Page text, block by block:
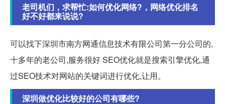
老司机们，求帮忙:如何优化网络?，网络优化排名
好不好都来说说?
可以找下深圳市南方网通信息技术有限公司第一分公司的,
十多年的老公司,服务很好 SEO优化就是搜索引擎优化,通
过SEO技术对网站的关键词进行优化,让用。
深圳做优化比较好的公司有哪些?